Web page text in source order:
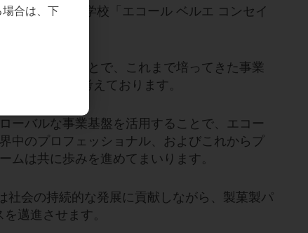
人養成専門学校「エコール ベルエ コンセイ
に統合することで、これまで培ってきた事業
現できると考えております。
ーバルな事業基盤を活用することで、エコー
中のプロフェッショナル、およびこれからプ
は共に歩みを進めてまいります。
会の持続的な発展に貢献しながら、製菓製パ
邁進させます。
合は、下